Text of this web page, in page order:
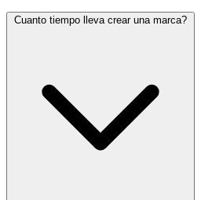
Cuanto tiempo lleva crear una marca?